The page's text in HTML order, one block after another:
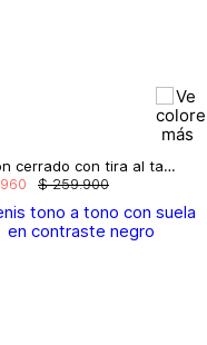
Tacon cerrado con tira al talon
$ 259.900
960